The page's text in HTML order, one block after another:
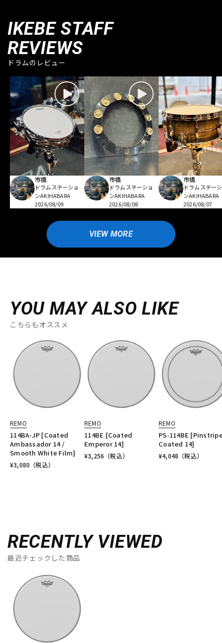
IKEBE STAFF
REVIEWS
ドラムのレビュー
市橋
ドラムステーショ
ンAKIHABARA
2026/08/09
市橋
ドラムステーショ
ンAKIHABARA
2026/08/08
市橋
ドラムステー
ンAKIHABARA
2026/08/07
VIEW MORE
YOU MAY ALSO LIKE
こちらもオススメ
REMO
114BA-JP [Coated
Ambassador 14 /
Smooth White Film]
¥3,080 （税込）
REMO
114BE [Coated
Emperor 14]
¥3,256 （税込）
REMO
PS-114BE
Coated 14]
¥4,048 （税込）
RECENTLY VIEWED
最近チェックした商品